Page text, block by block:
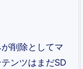
削除としてマ
ンツはまだSD